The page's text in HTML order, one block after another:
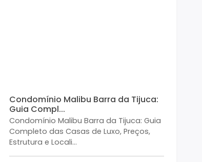
Condomínio Malibu Barra da Tijuca:
Guia Compl...
Condomínio Malibu Barra da Tijuca: Guia
Completo das Casas de Luxo, Preços,
Estrutura e Locali...